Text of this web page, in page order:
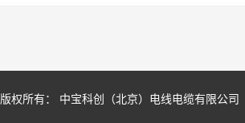
版权所有： 中宝科创（北京）电线电缆有限公司